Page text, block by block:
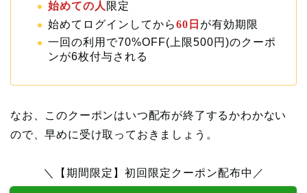
始めての人 限定
始めてログインしてから60日 が有効期限
一回の利用で70%OFF(上限500円)のクーポ
ンが6枚付与される
なお、このクーポンはいつ配布が終了するかわかない
ので、早めに受け取っておきましょう。
＼【期間限定】初回限定クーポン配布中／